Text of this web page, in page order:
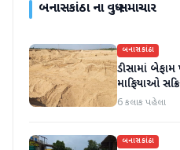
બનાસકાંઠાના વધુ સમાચાર
બનાસકાંઠા
ડીસામાં
માફિયાઓ
6 કલાક પહેલા
બનાસકાંઠા